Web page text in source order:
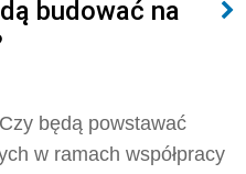
budować na
będą powstawać
w ramach współpracy